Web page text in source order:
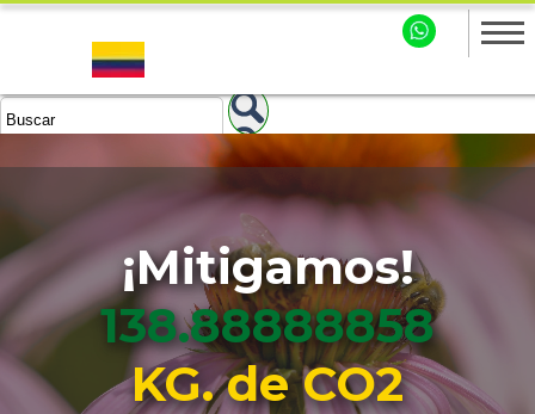
¡Mitigamos!
138.88888859
KG. de CO2